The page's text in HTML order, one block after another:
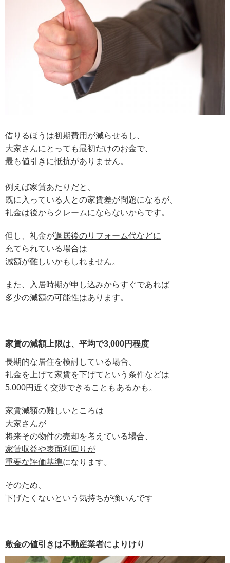
借りるほうは初期費用が減らせるし、
大家さんにとっても最初だけのお金で、
最も値引きに抵抗がありません。
例えば家賃あたりだと、
既に入っている人との家賃差が問題になるが、
礼金は後からクレームにならないからです。
但し、礼金が退居後のリフォーム代などに
充てられている場合は
減額が難しいかもしれません。
また、 入居時期が申し込みからすぐであれば
多少の減額の可能性はあります。
家賃の減額上限は、平均で3,000円程度
長期的な居住を検討している場合、
礼金を上げて家賃を下げてという条件などは
5,000円近く交渉できることもあるかも。
家賃減額の難しいところは
大家さんが
将来その物件の売却を考えている場合
家賃収益や表面利回りが
重要な評価基準になります。
そのため、
下げたくないという気持ちが強いんです
敷金の値引きは不動産業者によりけり